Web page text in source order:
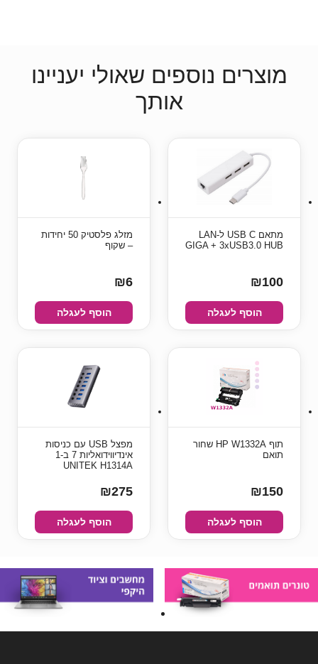
מוצרים נוספים שאולי יעניינו
אותך
מתאם USB C ל-LAN
GIGA + 3xUSB3.0 HUB
₪100
הוסף לעגלה
מזלג פלסטיק 50 יחידות
– שקוף
₪6
הוסף לעגלה
תוף ‏HP W1332A שחור
תואם
₪150
הוסף לעגלה
מפצל USB עם כניסות
אינדיווידואליות 7 ב-1
UNITEK H1314A
₪275
הוסף לעגלה